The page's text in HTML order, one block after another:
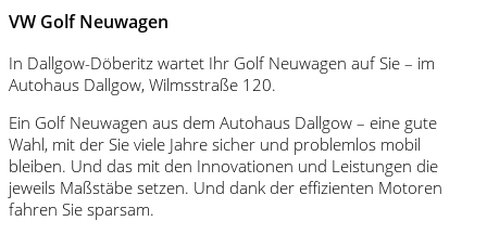
VW Golf Neuwagen
In Dallgow-Döberitz wartet Ihr Golf Neuwagen auf Sie – im
Autohaus Dallgow, Wilmsstraße 120.
Ein Golf Neuwagen aus dem Autohaus Dallgow – eine gute
Wahl, mit der Sie viele Jahre sicher und problemlos mobil
bleiben. Und das mit den Innovationen und Leistungen die
jeweils Maßstäbe setzen. Und dank der effizienten Motoren
fahren Sie sparsam.